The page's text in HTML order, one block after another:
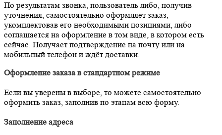
По результатам звонка, пользователь либо, получив
уточнения, самостоятельно оформляет заказ,
укомплектовав его необходимыми позициями, либо
соглашается на оформление в том виде, в котором есть
сейчас. Получает подтверждение на почту или на
мобильный телефон и ждёт доставки.
Оформление заказа в стандартном режиме
Если вы уверены в выборе, то можете самостоятельно
оформить заказ, заполнив по этапам всю форму.
Заполнение адреса